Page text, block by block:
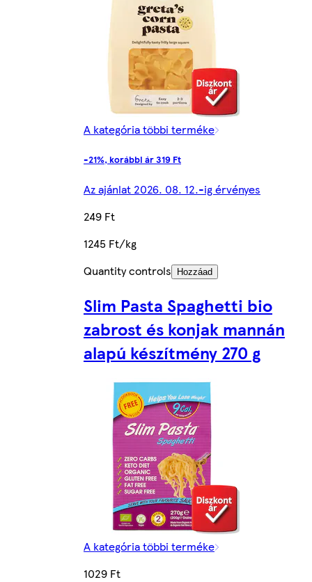
A kategória többi terméke
-21%, korábbi ár 319 Ft
Az ajánlat 2026. 08. 12.-ig érvényes
249 Ft
1245 Ft/kg
Quantity controls
Hozzáad
Slim Pasta Spaghetti bio
zabrost és konjak mannán
alapú készítmény 270 g
A kategória többi terméke
1029 Ft